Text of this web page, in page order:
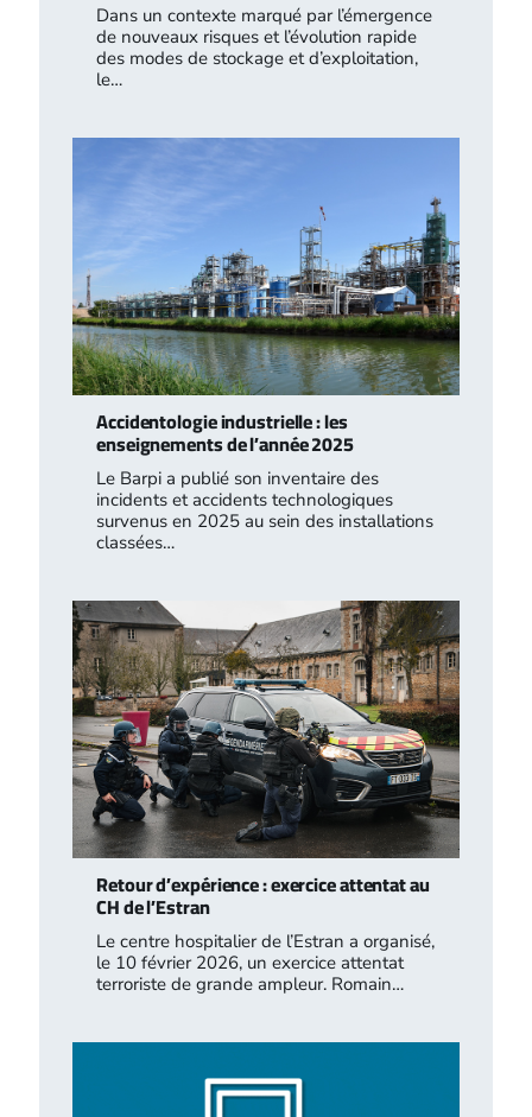
Dans un contexte marqué par l’émergence
de nouveaux risques et l’évolution rapide
des modes de stockage et d’exploitation,
le…
Accidentologie industrielle : les
enseignements de l’année 2025
Le Barpi a publié son inventaire des
incidents et accidents technologiques
survenus en 2025 au sein des installations
classées…
Retour d’expérience : exercice attentat au
CH de l’Estran
Le centre hospitalier de l’Estran a organisé,
le 10 février 2026, un exercice attentat
terroriste de grande ampleur. Romain…